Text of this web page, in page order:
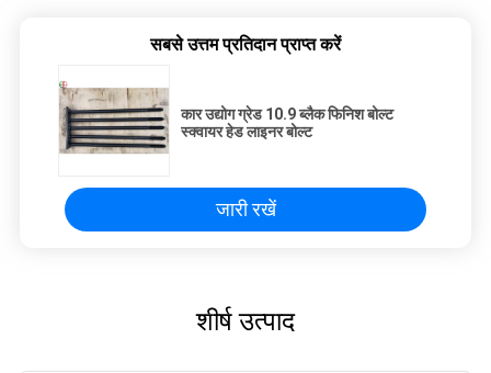
सबसे उत्तम प्रतिदान प्राप्त करें
कार उद्योग ग्रेड 10.9 ब्लैक फिनिश बोल्ट
स्क्वायर हेड लाइनर बोल्ट
जारी रखें
शीर्ष उत्पाद